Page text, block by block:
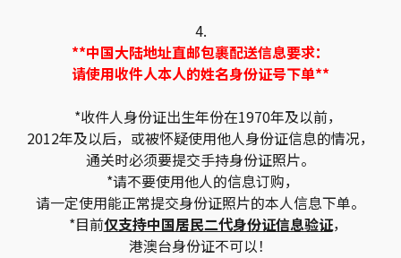
4.
**中国大陆地址直邮包裹配送信息要求：
请使用收件人本人的姓名身份证号下单**
*收件人身份证出生年份在1970年及以前，
2012年及以后，或被怀疑使用他人身份证信息的情况，
通关时必须要提交手持身份证照片。
*请不要使用他人的信息订购，
请一定使用能正常提交身份证照片的本人信息下单。
*目前仅支持中国居民二代身份证信息验证，
港澳台身份证不可以！